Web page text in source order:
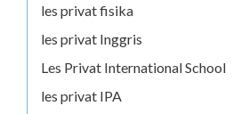
les privat fisika
les privat Inggris
Les Privat International School
les privat IPA